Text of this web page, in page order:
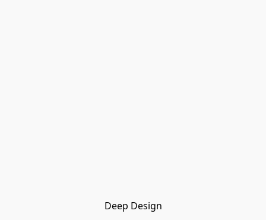
Deep Design